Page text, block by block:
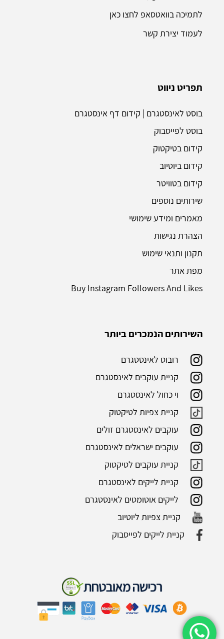
השירותים הנמכרים ביותר
רובוט לאינסטגרם
קניית עוקבים לאינסטגרם
וי כחול לאינסטגרם
קניית צפיות לטיקטוק
עוקבים לאינסטגרם זולים
עוקבים ישראלים לאינסטגרם
קניית עוקבים לטיקטוק
קניית לייקים לאינסטגרם
לייקים אוטומטים לאינסטגרם
קניית צפיות ליוטיוב
קניית לייקים לפייסבוק
תפריט ניווט
בוסט לאינסטגרם | קידום דף אינסטגרם
בוסט לפייסבוק
קידום בטיקטוק
קידום ביוטיוב
קידום בטוויטר
שירותים נוספים
מאמרים ומידע שימושי
הצהרת נגישות
תקנון ותנאי שימוש
מפת אתר
Buy Instagram Followers And Likes
לתמיכה בוואטסאפ לחצו כאן
לעמוד יצירת קשר